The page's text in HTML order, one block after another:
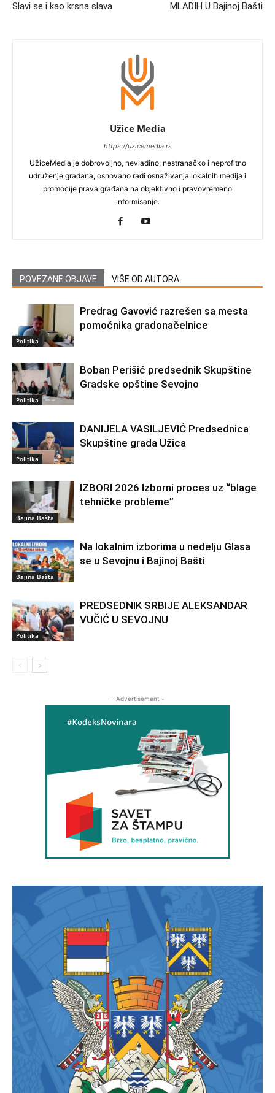
Slavi se i kao krsna slava
MLADIH U Bajinoj Bašti
Užice Media
https://uzicemedia.rs
UžiceMedia je dobrovoljno, nevladino, nestranačko i neprofitno
udruženje građana, osnovano radi osnaživanja lokalnih medija i
promocije prava građana na objektivno i pravovremeno
informisanje.
POVEZANE OBJAVE VIŠE OD AUTORA
Politika
Predrag Gavović razrešen sa mesta
pomoćnika gradonačelnice
Politika
Boban Perišić predsednik Skupštine
Gradske opštine Sevojno
Politika
DANIJELA VASILJEVIĆ Predsednica
Skupštine grada Užica
Bajina Bašta
IZBORI 2026 Izborni proces uz “blage
tehničke probleme”
Bajina Bašta
Na lokalnim izborima u nedelju Glasa
se u Sevojnu i Bajinoj Bašti
Politika
PREDSEDNIK SRBIJE ALEKSANDAR
VUČIĆ U SEVOJNU
- Advertisement -